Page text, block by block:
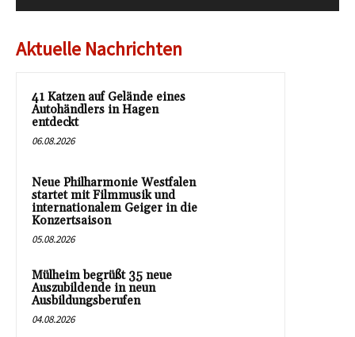
Aktuelle Nachrichten
41 Katzen auf Gelände eines
Autohändlers in Hagen
entdeckt
06.08.2026
Neue Philharmonie Westfalen
startet mit Filmmusik und
internationalem Geiger in die
Konzertsaison
05.08.2026
Mülheim begrüßt 35 neue
Auszubildende in neun
Ausbildungsberufen
04.08.2026